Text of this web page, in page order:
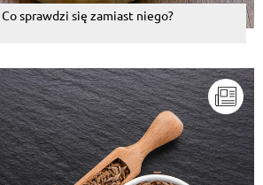
sprawdzi się zamiast niego?